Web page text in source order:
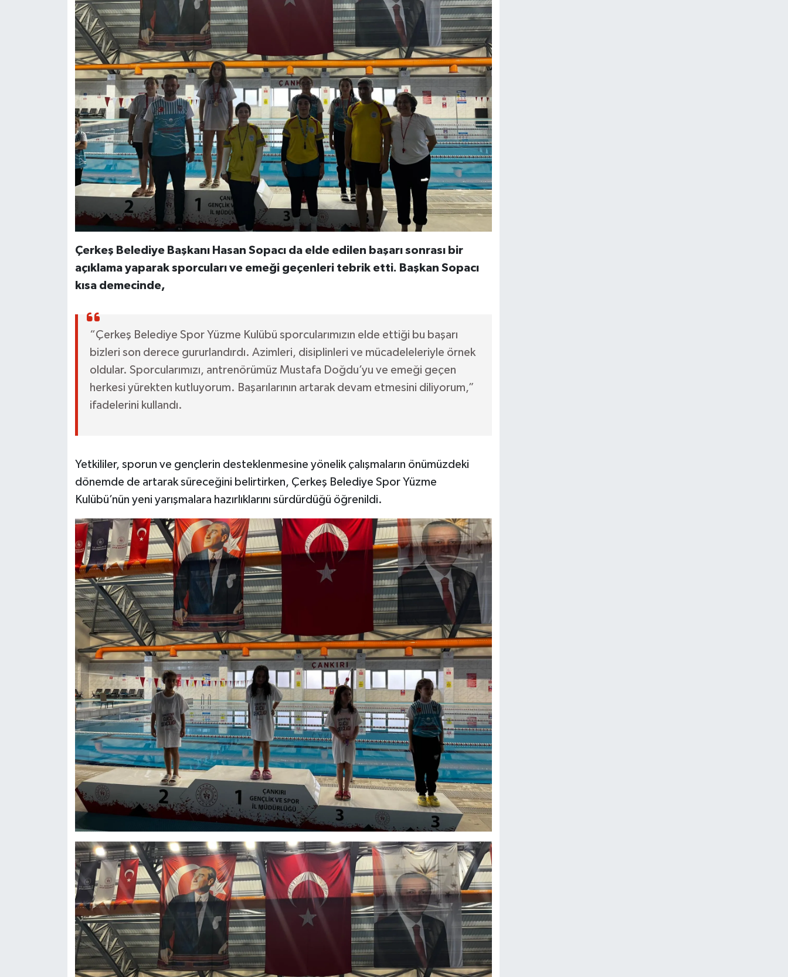
Çerkeş Belediye Başkanı Hasan Sopacı da elde edilen başarı sonrası bir
açıklama yaparak sporcuları ve emeği geçenleri tebrik etti. Başkan Sopacı
kısa demecinde,
“Çerkeş Belediye Spor Yüzme Kulübü sporcularımızın elde ettiği bu başarı
bizleri son derece gururlandırdı. Azimleri, disiplinleri ve mücadeleleriyle örnek
oldular. Sporcularımızı, antrenörümüz Mustafa Doğdu’yu ve emeği geçen
herkesi yürekten kutluyorum. Başarılarının artarak devam etmesini diliyorum,”
ifadelerini kullandı.
Yetkililer, sporun ve gençlerin desteklenmesine yönelik çalışmaların önümüzdeki
dönemde de artarak süreceğini belirtirken, Çerkeş Belediye Spor Yüzme
Kulübü’nün yeni yarışmalara hazırlıklarını sürdürdüğü öğrenildi.